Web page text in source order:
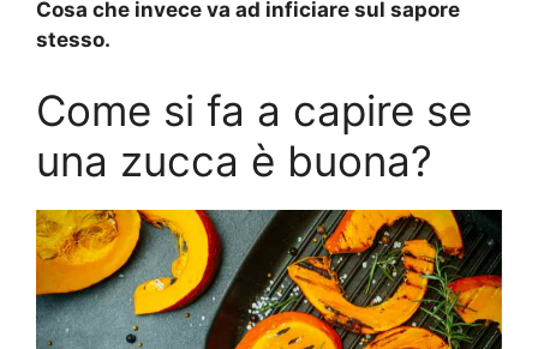
Cosa che invece va ad inficiare sul sapore
stesso.
Come si fa a capire se
una zucca è buona?